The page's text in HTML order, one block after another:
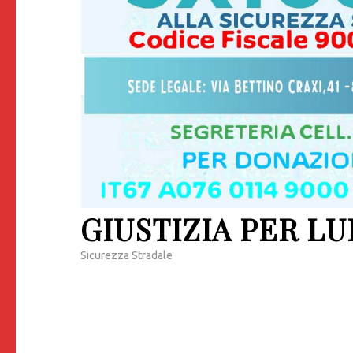
GIUSTIZIA PER
Sicurezza Stradale